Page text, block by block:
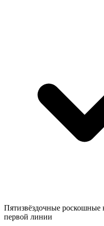
Пятизвёздочные
первой линии